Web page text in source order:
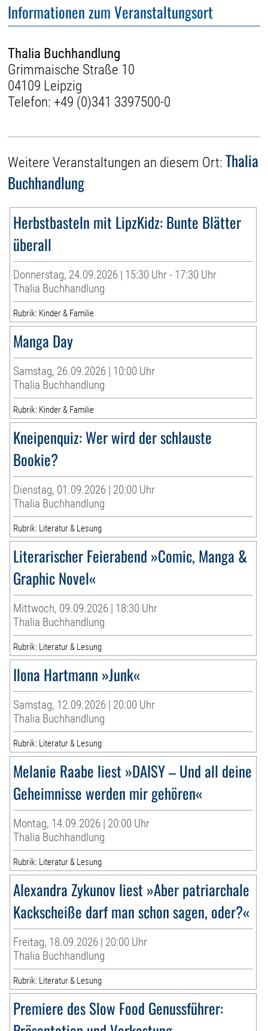
Informationen zum Veranstaltungsort
Thalia Buchhandlung
Grimmaische Straße 10
04109 Leipzig
Telefon: +49 (0)341 3397500-0
Weitere Veranstaltungen an diesem Ort: Thalia
Buchhandlung
Herbstbasteln mit LipzKidz: Bunte Blätter
überall
Donnerstag, 24.09.2026 | 15:30 Uhr - 17:30 Uhr
Thalia Buchhandlung
Rubrik: Kinder & Familie
Manga Day
Samstag, 26.09.2026 | 10:00 Uhr
Thalia Buchhandlung
Rubrik: Kinder & Familie
Kneipenquiz: Wer wird der schlauste
Bookie?
Dienstag, 01.09.2026 | 20:00 Uhr
Thalia Buchhandlung
Rubrik: Literatur & Lesung
Literarischer Feierabend »Comic, Manga &
Graphic Novel«
Mittwoch, 09.09.2026 | 18:30 Uhr
Thalia Buchhandlung
Rubrik: Literatur & Lesung
Ilona Hartmann »Junk«
Samstag, 12.09.2026 | 20:00 Uhr
Thalia Buchhandlung
Rubrik: Literatur & Lesung
Melanie Raabe liest »DAISY – Und all deine
Geheimnisse werden mir gehören«
Montag, 14.09.2026 | 20:00 Uhr
Thalia Buchhandlung
Rubrik: Literatur & Lesung
Alexandra Zykunov liest »Aber patriarchale
Kackscheiße darf man schon sagen, oder?«
Freitag, 18.09.2026 | 20:00 Uhr
Thalia Buchhandlung
Rubrik: Literatur & Lesung
Premiere des Slow Food Genussführer: